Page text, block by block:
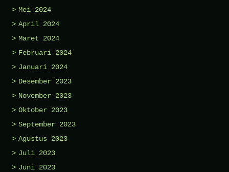
Mei 2024
April 2024
Maret 2024
Februari 2024
Januari 2024
Desember 2023
November 2023
Oktober 2023
September 2023
Agustus 2023
Juli 2023
Juni 2023